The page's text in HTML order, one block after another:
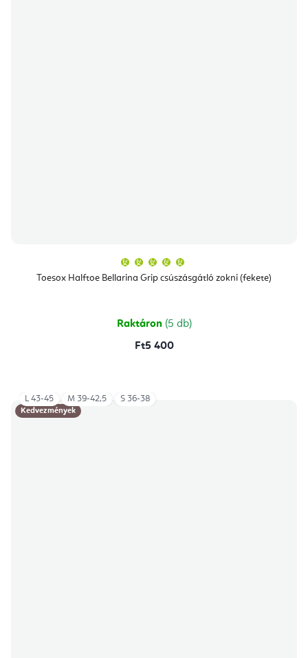
Toesox Halftoe Bellarina Grip csúszásgátló zokni (fekete)
átlagos
értékelése
csillag.
Raktáron (5 db)
Ft5 400
Kedvezmények
L 43-45 M 39-42,5 S 36-38